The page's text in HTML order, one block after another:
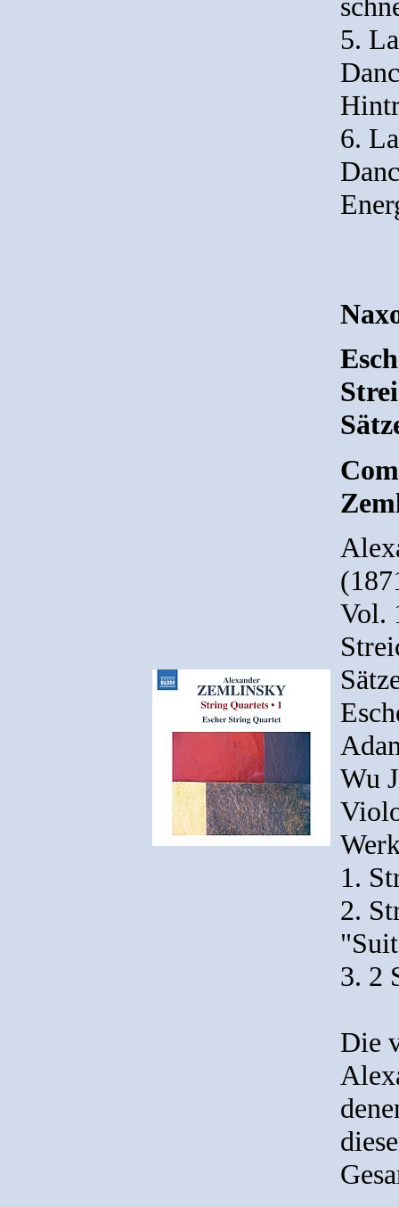
5.
6.
Vol.
Wu
1.
2.
3. 2
Die